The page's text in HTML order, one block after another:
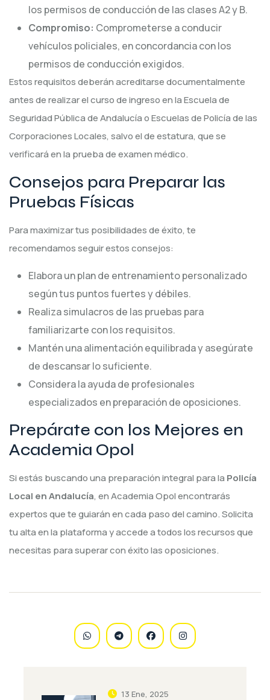
los permisos de conducción de las clases A2 y B.
Compromiso: Comprometerse a conducir
vehículos policiales, en concordancia con los
permisos de conducción exigidos.
Estos requisitos deberán acreditarse documentalmente
antes de realizar el curso de ingreso en la Escuela de
Seguridad Pública de Andalucía o Escuelas de Policía de las
Corporaciones Locales, salvo el de estatura, que se
verificará en la prueba de examen médico.
Consejos para Preparar las
Pruebas Físicas
Para maximizar tus posibilidades de éxito, te
recomendamos seguir estos consejos:
Elabora un plan de entrenamiento personalizado
según tus puntos fuertes y débiles.
Realiza simulacros de las pruebas para
familiarizarte con los requisitos.
Mantén una alimentación equilibrada y asegúrate
de descansar lo suficiente.
Considera la ayuda de profesionales
especializados en preparación de oposiciones.
Prepárate con los Mejores en
Academia Opol
Si estás buscando una preparación integral para la Policía
Local en Andalucía, enAcademia Opolencontrarás
expertos que te guiarán en cada paso del camino. Solicita
tu alta en la plataforma y accede a todos los recursos que
necesitas para superar con éxito las oposiciones.
13 Ene, 2025